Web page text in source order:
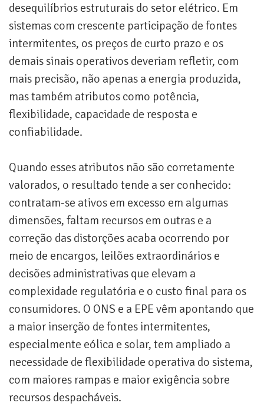
desequilíbrios estruturais do setor elétrico. Em
sistemas com crescente participação de fontes
intermitentes, os preços de curto prazo e os
demais sinais operativos deveriam refletir, com
mais precisão, não apenas a energia produzida,
mas também atributos como potência,
flexibilidade, capacidade de resposta e
confiabilidade.
Quando esses atributos não são corretamente
valorados, o resultado tende a ser conhecido:
contratam-se ativos em excesso em algumas
dimensões, faltam recursos em outras e a
correção das distorções acaba ocorrendo por
meio de encargos, leilões extraordinários e
decisões administrativas que elevam a
complexidade regulatória e o custo final para os
consumidores. O ONS e a EPE vêm apontando que
a maior inserção de fontes intermitentes,
especialmente eólica e solar, tem ampliado a
necessidade de flexibilidade operativa do sistema,
com maiores rampas e maior exigência sobre
recursos despacháveis.